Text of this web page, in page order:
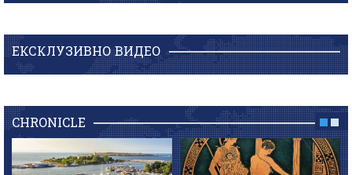
ЕКСКЛУЗИВНО ВИДЕО
CHRONICLE